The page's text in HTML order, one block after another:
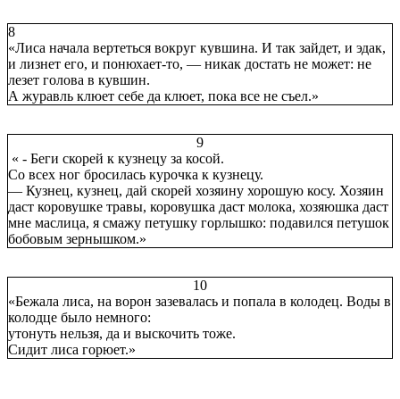
8
«Лиса начала вертеться вокруг кувшина. И так зайдет, и эдак,
и лизнет его, и понюхает-то, — никак достать не может: не
лезет голова в кувшин.
А журавль клюет себе да клюет, пока все не съел.»
9
« - Беги скорей к кузнецу за косой.
Со всех ног бросилась курочка к кузнецу.
— Кузнец, кузнец, дай скорей хозяину хорошую косу. Хозяин
даст коровушке травы, коровушка даст молока, хозяюшка даст
мне маслица, я смажу петушку горлышко: подавился петушок
бобовым зернышком.»
10
«Бежала лиса, на ворон зазевалась и попала в колодец. Воды в
колодце было немного:
утонуть нельзя, да и выскочить тоже.
Сидит лиса горюет.»